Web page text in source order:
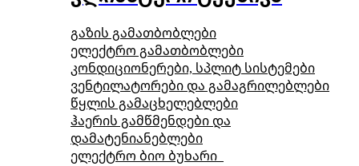
გაზის გამათბობლები
ელექტრო გამათბობლები
კონდიციონერები, სპლიტ სისტემები
ვენტილატორები და გამაგრილებლები
წყლის გამაცხელებლები
ჰაერის გამწმენდები და
დამატენიანებლები
ელექტრო ბიო ბუხარი